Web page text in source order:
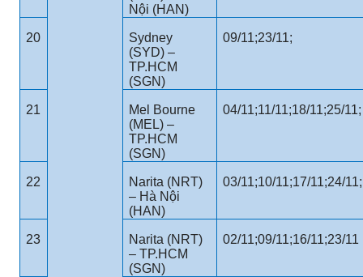
Nội (HAN)
20
Sydney
(SYD) –
TP.HCM
(SGN)
09/11;23/11;
21
Mel Bourne
(MEL) –
TP.HCM
(SGN)
04/11;11/11;18/11;25/11;
22
Narita (NRT)
– Hà Nội
(HAN)
03/11;10/11;17/11;24/11;
23
Narita (NRT)
– TP.HCM
(SGN)
02/11;09/11;16/11;23/11